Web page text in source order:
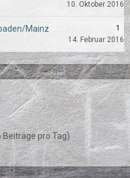
10. Oktober 2016
Mainz
1
14. Februar 2016
Beiträge pro Tag)